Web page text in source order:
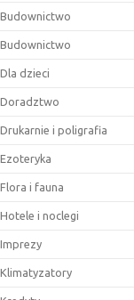
Budownictwo
Budownictwo
Dla dzieci
Doradztwo
Drukarnie i poligrafia
Ezoteryka
Flora i fauna
Hotele i noclegi
Imprezy
Klimatyzatory